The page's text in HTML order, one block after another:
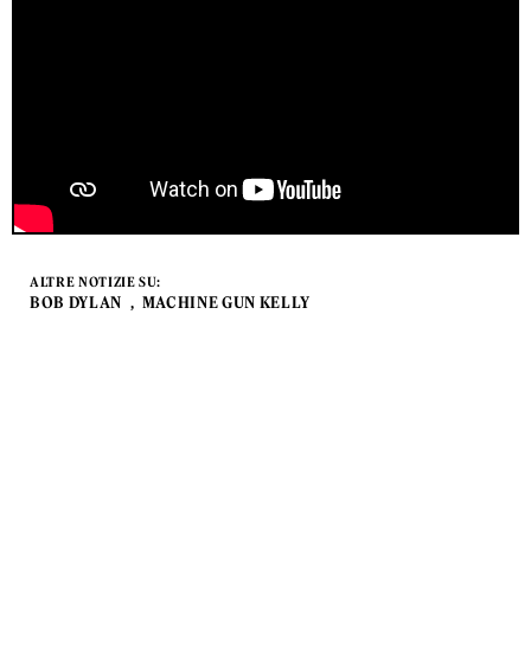
ALTRE NOTIZIE SU:
BOB DYLAN MACHINE GUN KELLY